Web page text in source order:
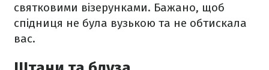
святковими візерунками. Бажано, щоб
спідниця не була вузькою та не обтискала
вас.